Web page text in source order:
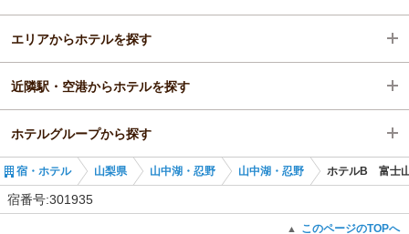
山梨県
山中湖・忍野
富士山（旧富士吉田）駅
エリアからホテルを探す
山梨県
山中湖・忍野
富士山（旧富士吉田）駅
近隣駅・空港からホテルを探す
谷峨駅
ホテルグループから探す
全国のTabist
宿・ホテル 山梨県 山中湖・忍野 山中湖・忍野 ホテルB 富士
宿番号:301935
▲ このページのTOPへ